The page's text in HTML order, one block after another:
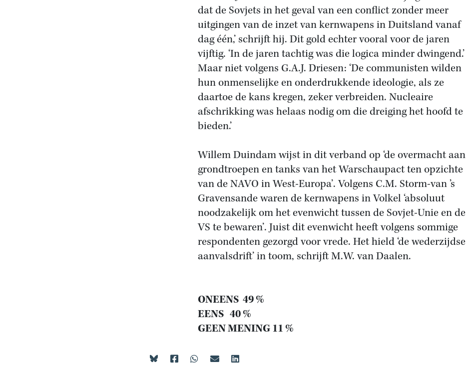
dat de Sovjets in het geval van een conflict zonder meer
uitgingen van de inzet van kernwapens in Duitsland vanaf
dag één,’ schrijft hij. Dit gold echter vooral voor de jaren
vijftig. ‘In de jaren tachtig was die logica minder dwingend.’
Maar niet volgens G.A.J. Driesen: ‘De communisten wilden
hun onmenselijke en onderdrukkende ideologie, als ze
daartoe de kans kregen, zeker verbreiden. Nucleaire
afschrikking was helaas nodig om die dreiging het hoofd te
bieden.’
Willem Duindam wijst in dit verband op ‘de overmacht aan
grondtroepen en tanks van het Warschaupact ten opzichte
van de NAVO in West-Europa’. Volgens C.M. Storm-van ’s
Gravensande waren de kernwapens in Volkel ‘absoluut
noodzakelijk om het evenwicht tussen de Sovjet-Unie en de
VS te bewaren’. Juist dit evenwicht heeft volgens sommige
respondenten gezorgd voor vrede. Het hield ‘de wederzijdse
aanvalsdrift’ in toom, schrijft M.W. van Daalen.
ONEENS 49 %
EENS 40 %
GEEN MENING 11 %